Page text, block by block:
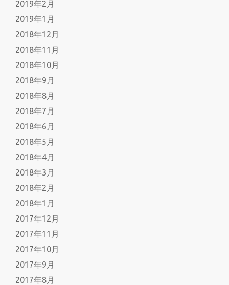
2019年2月
2019年1月
2018年12月
2018年11月
2018年10月
2018年9月
2018年8月
2018年7月
2018年6月
2018年5月
2018年4月
2018年3月
2018年2月
2018年1月
2017年12月
2017年11月
2017年10月
2017年9月
2017年8月